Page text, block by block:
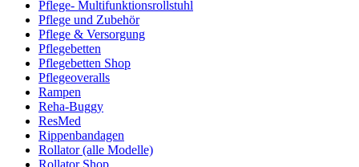
Pflege- Multifunktionsrollstuhl
Pflege und Zubehör
Pflege & Versorgung
Pflegebetten
Pflegebetten Shop
Pflegeoveralls
Rampen
Reha-Buggy
ResMed
Rippenbandagen
Rollator (alle Modelle)
Rollator Shop